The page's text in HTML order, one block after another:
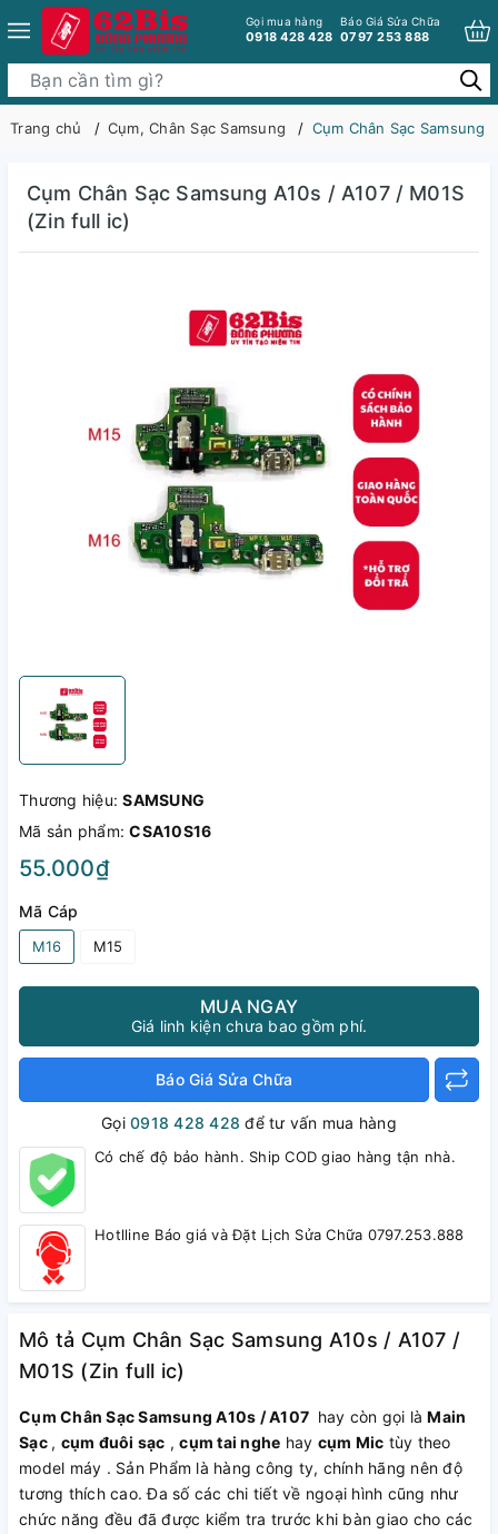
Gọi mua hàng
0918 428 428
Báo Giá Sửa Chữa
0797 253 888
Trang chủ Cụm, Chân Sạc Samsung Cụm Chân Sạc Samsung
Cụm Chân Sạc Samsung A10s / A107 / M01S
(Zin full ic)
Thương hiệu:SAMSUNG
Mã sản phẩm:CSA10S16
55.000₫
Mã Cáp
M16 M15
MUA NGAY
Giá linh kiện chưa bao gồm phí.
Báo Giá Sửa Chữa
Gọi0918 428 428 để tư vấn mua hàng
Có chế độ bảo hành. Ship COD giao hàng tận nhà.
Hotlline Báo giá và Đặt Lịch Sửa Chữa 0797.253.888
Mô tả Cụm Chân Sạc Samsung A10s / A107 /
M01S (Zin full ic)
Cụm Chân Sạc Samsung A10s / A107 hay còn gọi làMain
Sạc , cụm đuôi sạc ,cụm tai nghe hay cụm Mic tùy theo
model máy . Sản Phẩm là hàng công ty, chính hãng nên độ
tương thích cao. Đa số các chi tiết về ngoại hình cũng như
chức năng đều đã được kiểm tra trước khi bàn giao cho các